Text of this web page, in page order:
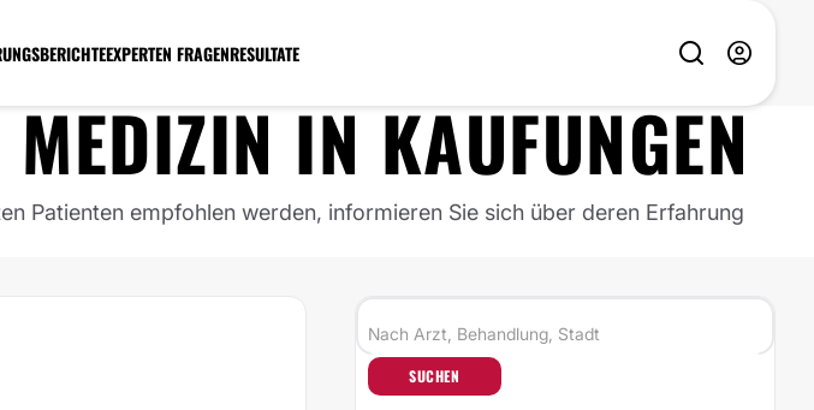
EXPERTEN FRAGENRESULTATE
INKAUFUNGEN
Patienten empfohlen werden, informieren Sie sich über deren Erfahrung
SUCHEN